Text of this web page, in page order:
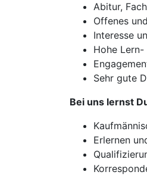
Abitur,
Offenes
Interesse
Hohe
Sehr gute
Bei uns lernst
Erlernen